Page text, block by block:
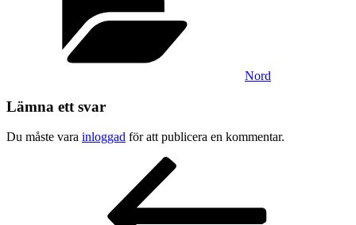
Nord
Lämna ett svar
Du måste vara inloggad för att publicera en kommentar.
Inläggsnavigering